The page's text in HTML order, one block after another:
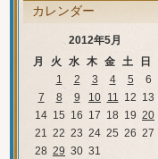
カレンダー
2012年5月
月
火 水 木 金 土 日
1 2 3 4 5
6
7
8 9 10 11 12 13
14 15 16 17 18 19 20
21 22 23 24 25 26 27
28 29 30 31